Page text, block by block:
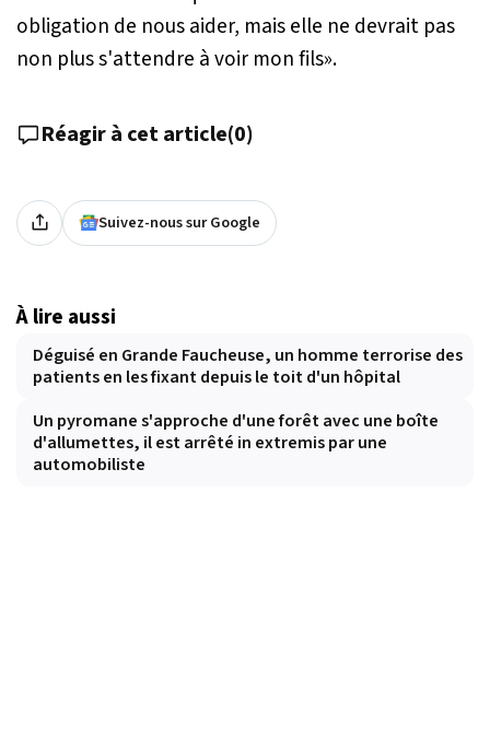
obligation de nous aider, mais elle ne devrait pas
non plus s'attendre à voir mon fils».
Réagir à cet article(0)
Suivez-nous sur Google
À lire aussi
Déguisé en Grande Faucheuse, un homme terrorise des
patients en les fixant depuis le toit d'un hôpital
Un pyromane s'approche d'une forêt avec une boîte
d'allumettes, il est arrêté in extremis par une
automobiliste